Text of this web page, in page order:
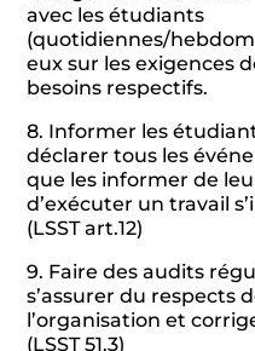
avec les étudiants
(quotidiennes/
eux sur les exigences
besoins respectifs.
8. Informer les
déclarer tous les
que les informer de
d’exécuter un travail
(LSST art.12)
9. Faire des audits
s’assurer du respects
l’organisation et
(LSST 51.3)